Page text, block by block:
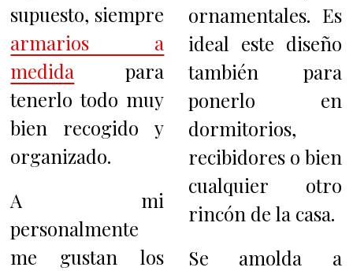
supuesto, siempre
armarios a
medida para
tenerlo todo muy
bien recogido y
organizado.
A mi
personalmente
me gustan los
ornamentales. Es
ideal este diseño
también para
ponerlo en
dormitorios,
recibidores o bien
cualquier otro
rincón de la casa.
Se amolda a